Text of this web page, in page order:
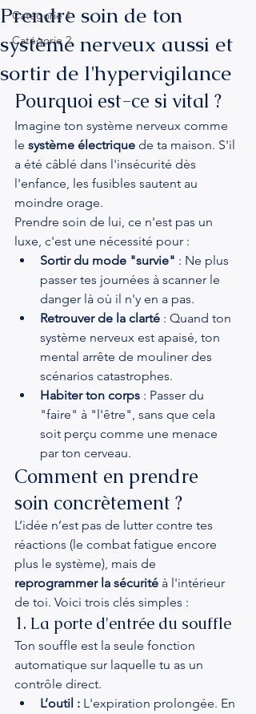
Catégorie 1
Catégorie 2
Prendre soin de ton
système nerveux aussi et
sortir de l'hypervigilance
Pourquoi est-ce si vital ?
Imagine ton système nerveux comme
le système électrique de ta maison. S'il
a été câblé dans l'insécurité dès
l'enfance, les fusibles sautent au
moindre orage.
Prendre soin de lui, ce n'est pas un
luxe, c'est une nécessité pour :
Sortir du mode "survie" : Ne plus
passer tes journées à scanner le
danger là où il n'y en a pas.
Retrouver de la clarté : Quand ton
système nerveux est apaisé, ton
mental arrête de mouliner des
scénarios catastrophes.
Habiter ton corps : Passer du
"faire" à "l'être", sans que cela
soit perçu comme une menace
par ton cerveau.
Comment en prendre
soin concrètement ?
L’idée n’est pas de lutter contre tes
réactions (le combat fatigue encore
plus le système), mais de
reprogrammer la sécurité à l'intérieur
de toi. Voici trois clés simples :
1. La porte d'entrée du souffle
Ton souffle est la seule fonction
automatique sur laquelle tu as un
contrôle direct.
L’outil : L'expiration prolongée. En